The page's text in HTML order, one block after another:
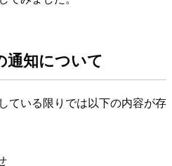
通知について
ている限りでは以下の内容が存